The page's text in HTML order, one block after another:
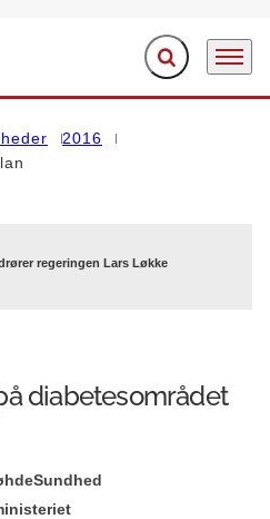
Fold søgefelt ud
Menu
2016
regeringen Lars Løkke
diabetesområdet
Sundhed